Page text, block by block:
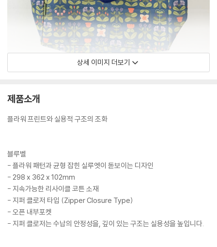
상세 이미지 더보기
제품소개
플라워 프린트와 실용적 구조의 조화
블루벨
- 플라워 패턴과 균형 잡힌 실루엣이 돋보이는 디자인
- 298 x 362 x 102mm
- 지속가능한 리사이클 코튼 소재
- 지퍼 클로저 타입 (Zipper Closure Type)
- 오픈 내부포켓
- 지퍼 클로저는 수납의 안정성을, 깊이 있는 구조는 실용성을 높입니다.